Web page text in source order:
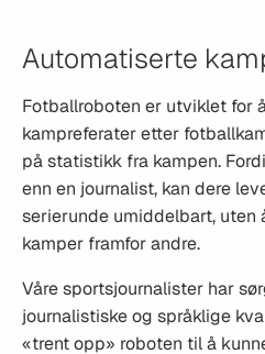
Automatiserte
Fotballroboten er utviklet for
kampreferater etter
på statistikk fra kampen.
enn en journalist, kan dere
serierunde umiddelbart, uten
kamper framfor andre.
Våre sportsjournalister har
journalistiske og språklige
«trent opp» roboten til å